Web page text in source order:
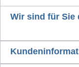
punktgenauen Auftrag.
mm Für den punktgenauen, linearen und
Für den
Wir sind für Sie